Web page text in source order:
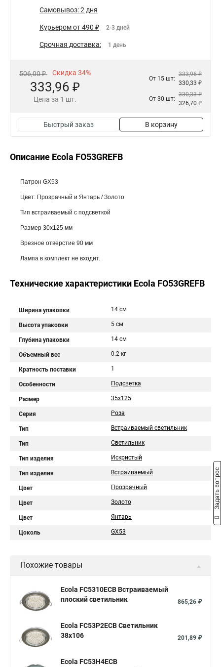
Самовывоз: 2 дня
Курьером от 490 ₽ 2-3 дней
Срочная доставка: 1 день
506,00 ₽ Скидка 34%
333,96 ₽
Цена за 1 шт.
От 15 шт:
333,96 ₽
330,33 ₽
От 30 шт:
330,33 ₽
326,70 ₽
Быстрый заказ В корзину
Описание Ecola FO53GREFB
Патрон GX53
Цвет: Прозрачный и Янтарь / Золото
Тип встраиваемый с подсветкой
Размер 30x125 мм
Врезное отверстие 90 мм
Лампа в комплект не входит.
Технические характеристики Ecola FO53GREFB
Ширина упаковки 14 см
Высота упаковки 5 см
Глубина упаковки 14 см
Объемный вес 0.2 кг
Кратность поставки 1
Особенности Подсветка
Размер 35x125
Серия Роза
Тип Встраиваемый светильник
Тип Светильник
Тип изделия Искристый
Тип изделия Встраиваемый
Цвет Прозрачный
Цвет Золото
Цвет Янтарь
Цоколь GX53
Похожие товары
Ecola FC5310ECB Встраиваемый
плоский светильник
865,26 ₽
Ecola FC53P2ECB Светильник
38x106
201,89 ₽
Ecola FC53H4ECB
Задать вопрос